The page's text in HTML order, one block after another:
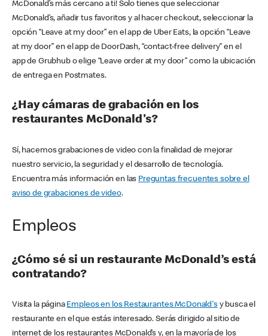
McDonald’s más cercano a ti! Solo tienes que seleccionar
McDonald’s, añadir tus favoritos y al hacer checkout, seleccionar la
opción “Leave at my door” en el app de Uber Eats, la opción “Leave
at my door” en el app de DoorDash, “contact-free delivery” en el
app de Grubhub o elige “Leave order at my door” como la ubicación
de entrega en Postmates.
¿Hay cámaras de grabación en los
restaurantes McDonald's?
Sí, hacemos grabaciones de video con la finalidad de mejorar
nuestro servicio, la seguridad y el desarrollo de tecnología.
Encuentra más información en las Preguntas frecuentes sobre el
aviso de grabaciones de video.
Empleos
¿Cómo sé si un restaurante McDonald’s está
contratando?
Visita la página Empleos en los Restaurantes McDonald'sy busca el
restaurante en el que estás interesado. Serás dirigido al sitio de
internet de los restaurantes McDonald’s y, en la mayoría de los